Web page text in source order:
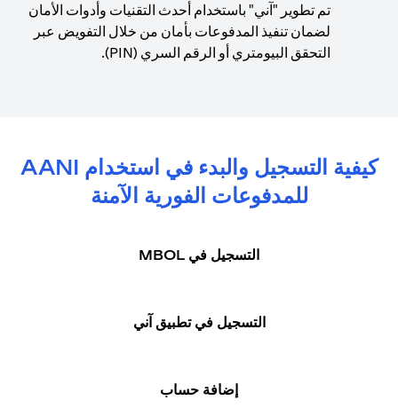
تم تطوير "آني" باستخدام أحدث التقنيات وأدوات الأمان
لضمان تنفيذ المدفوعات بأمان من خلال التفويض عبر
التحقق البيومتري أو الرقم السري (PIN).
كيفية التسجيل والبدء في استخدام AANI
للمدفوعات الفورية الآمنة
التسجيل في MBOL
التسجيل في تطبيق آني
إضافة حساب